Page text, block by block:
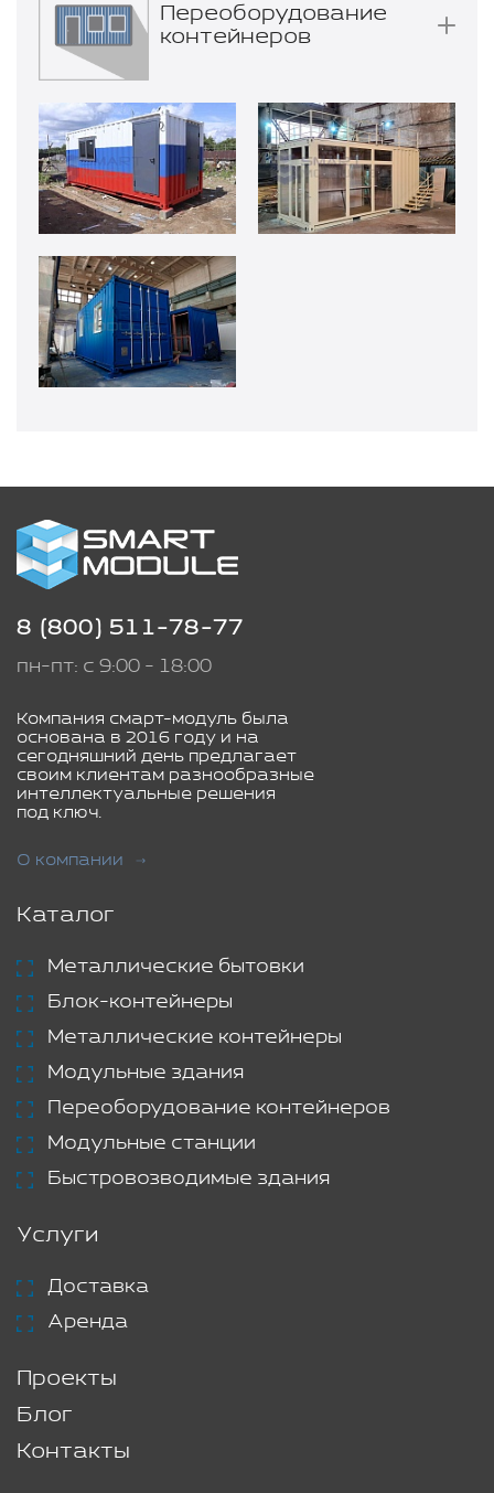
Переоборудование
контейнеров
8 (800) 511-78-77
пн-пт: с 9:00 - 18:00
Компания смарт-модуль была
основана в 2016 году и на
сегодняшний день предлагает
своим клиентам разнообразные
интеллектуальные решения
под ключ.
О компании
Каталог
Металлические бытовки
Блок-контейнеры
Металлические контейнеры
Модульные здания
Переоборудование контейнеров
Модульные станции
Быстровозводимые здания
Услуги
Доставка
Аренда
Проекты
Блог
Контакты